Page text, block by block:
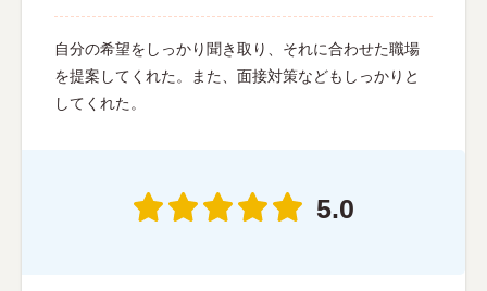
自分の希望をしっかり聞き取り、それに合わせた職場
を提案してくれた。また、面接対策などもしっかりと
してくれた。
5.0